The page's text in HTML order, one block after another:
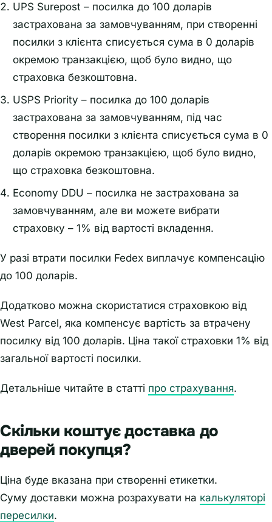
UPS Surepost – посилка до 100 доларів
застрахована за замовчуванням, при створенні
посилки з клієнта списується сума в 0 доларів
окремою транзакцією, щоб було видно, що
страховка безкоштовна.
USPS Priority – посилка до 100 доларів
застрахована за замовчуванням, під час
створення посилки з клієнта списується сума в 0
доларів окремою транзакцією, щоб було видно,
що страховка безкоштовна.
Economy DDU – посилка не застрахована за
замовчуванням, але ви можете вибрати
страховку – 1% від вартості вкладення.
У разі втрати посилки Fedex виплачує компенсацію
до 100 доларів.
Додатково можна скористатися страховкою від
West Parcel, яка компенсує вартість за втрачену
посилку від 100 доларів. Ціна такої страховки 1% від
загальної вартості посилки.
Детальніше читайте в статті про страхування.
Скільки коштує доставка до
дверей покупця?
Ціна буде вказана при створенні етикетки.
Суму доставки можна розрахувати на калькуляторі
пересилки.